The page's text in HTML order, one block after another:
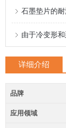
石墨垫片的
详细介绍
品牌
应用领域